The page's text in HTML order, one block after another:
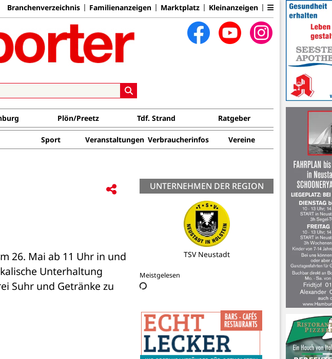
Branchenverzeichnis Familienanzeigen Marktplatz Kleinanzeigen
Plön/Preetz Tdf. Strand Ratgeber
Sport Veranstaltungen Verbraucherinfos Vereine
26. Mai ab 11 Uhr in und
Unterhaltung
Suhr und Getränke zu
UNTERNEHMEN DER REGION
TSV Neustadt
Meistgelesen